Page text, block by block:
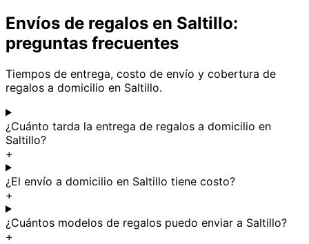
Envíos de regalos en Saltillo:
preguntas frecuentes
Tiempos de entrega, costo de envío y cobertura de
regalos a domicilio en Saltillo.
¿Cuánto tarda la entrega de regalos a domicilio en
Saltillo?
+
¿El envío a domicilio en Saltillo tiene costo?
+
¿Cuántos modelos de regalos puedo enviar a Saltillo?
+